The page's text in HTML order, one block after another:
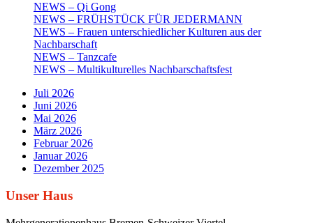
NEWS – Qi Gong
NEWS – FRÜHSTÜCK FÜR JEDERMANN
NEWS – Frauen unterschiedlicher Kulturen aus der
Nachbarschaft
NEWS – Tanzcafe
NEWS – Multikulturelles Nachbarschaftsfest
Juli 2026
Juni 2026
Mai 2026
März 2026
Februar 2026
Januar 2026
Dezember 2025
Unser Haus